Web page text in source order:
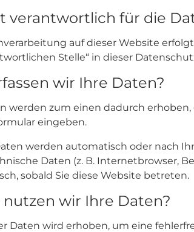
verantwortlich für die
auf dieser Website
Stelle“ in dieser
wir Ihre Daten?
werden zum einen dadurch erhoben,
eingeben.
werden automatisch oder nach
Daten (z. B. Internetbrowser,
sobald Sie diese Website betreten.
wir Ihre Daten?
Daten wird erhoben, um eine